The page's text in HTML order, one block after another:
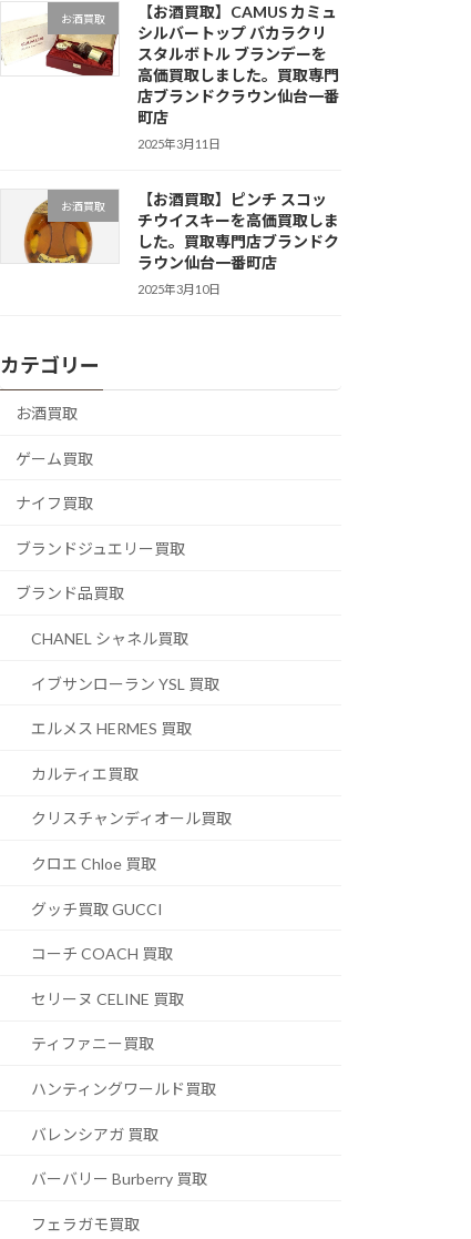
お酒買取
【お酒買取】CAMUS カミュ
シルバートップ バカラクリ
スタルボトル ブランデーを
高価買取しました。買取専門
店ブランドクラウン仙台一番
町店
2025年3月11日
お酒買取
【お酒買取】ピンチ スコッ
チウイスキーを高価買取しま
した。買取専門店ブランドク
ラウン仙台一番町店
2025年3月10日
カテゴリー
お酒買取
ゲーム買取
ナイフ買取
ブランドジュエリー買取
ブランド品買取
CHANEL シャネル買取
イブサンローラン YSL 買取
エルメス HERMES 買取
カルティエ買取
クリスチャンディオール買取
クロエ Chloe 買取
グッチ買取 GUCCI
コーチ COACH 買取
セリーヌ CELINE 買取
ティファニー買取
ハンティングワールド買取
バレンシアガ 買取
バーバリー Burberry 買取
フェラガモ買取